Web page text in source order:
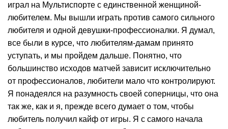
играл на Мультиспорте с единственной женщиной-
любителем. Мы вышли играть против самого сильного
любителя и одной девушки-профессионалки. Я думал,
все были в курсе, что любителям-дамам принято
уступать, и мы пройдем дальше. Понятно, что
большинство исходов матчей зависит исключительно
от профессионалов, любители мало что контролируют.
Я понадеялся на разумность своей соперницы, что она
так же, как и я, прежде всего думает о том, чтобы
любитель получил кайф от игры. Я с самого начала